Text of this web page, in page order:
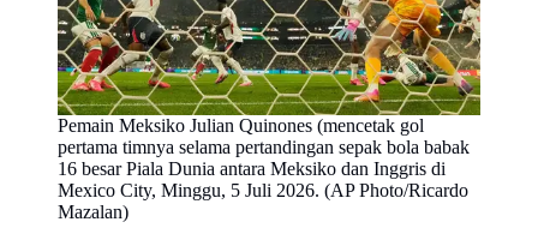
Pemain Meksiko Julian Quinones (mencetak gol
pertama timnya selama pertandingan sepak bola babak
16 besar Piala Dunia antara Meksiko dan Inggris di
Mexico City, Minggu, 5 Juli 2026. (AP Photo/Ricardo
Mazalan)